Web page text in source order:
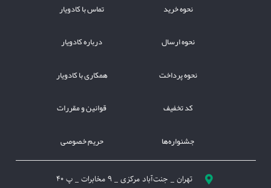
نحوه خرید
نحوه ارسال
نحوه پرداخت
کد تخفیف
جشنواره‌ها
تماس با کادویار
درباره کادویار
همکاری با کادویار
قوانین و مقررات
حریم خصوصی
تهران _ جنت‌آباد مرکزی _ 9 مخابرات _ پ 40